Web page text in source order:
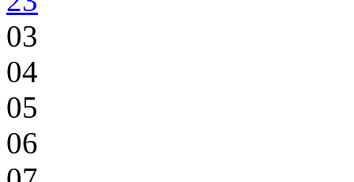
03
04
05
06